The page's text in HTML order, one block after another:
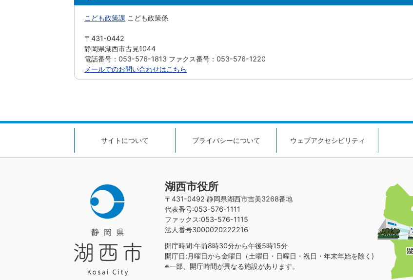
こども政策課 こども政策係
〒431-0442
静岡県湖西市古見1044
電話番号：053-576-1813 ファクス番号：053-576-1220
メールでのお問い合わせはこちら
サイトについて プライバシーについて ウェブアクセシビリティ
湖西市役所
〒431-0492 静岡県湖西市吉美3268番地
代表番号:053-576-1111
ファックス:053-576-1115
法人番号3000020222216
開庁時間:午前8時30分から午後5時15分
開庁日:月曜日から金曜日（土曜日・日曜日・祝日・年末年始を除く)
※一部、開庁時間が異なる施設があります。